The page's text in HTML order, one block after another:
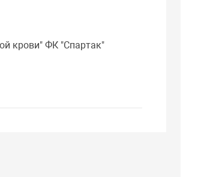
крови" ФК "Спартак"